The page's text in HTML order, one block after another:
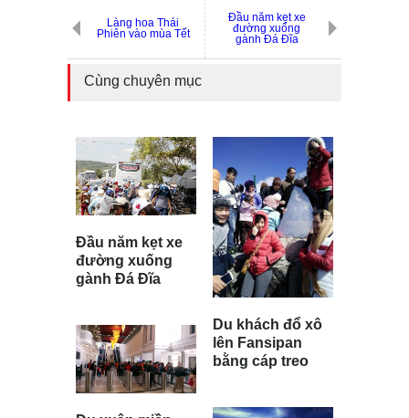
Làng hoa Thái
Phiên vào mùa Tết
Đầu năm kẹt xe
đường xuống
gành Đá Đĩa
Cùng chuyên mục
Đầu năm kẹt xe
đường xuống
gành Đá Đĩa
Du khách đổ xô
lên Fansipan
bằng cáp treo